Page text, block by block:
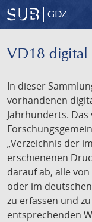
GDZ
VD18 digital
In dieser
vorhandenen
Jahrhunderts.
„Verzeichnis der
erschienenen
darauf ab, alle
oder im
zu erfassen und
entsprechenden